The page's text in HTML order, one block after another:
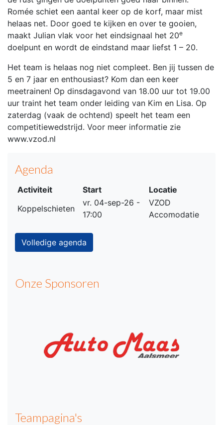
Romée schiet een aantal keer op de korf, maar mist
helaas net. Door goed te kijken en over te gooien,
maakt Julian vlak voor het eindsignaal het 20e
doelpunt en wordt de eindstand maar liefst 1 – 20.
Het team is helaas nog niet compleet. Ben jij tussen de
5 en 7 jaar en enthousiast? Kom dan een keer
meetrainen! Op dinsdagavond van 18.00 uur tot 19.00
uur traint het team onder leiding van Kim en Lisa. Op
zaterdag (vaak de ochtend) speelt het team een
competitiewedstrijd. Voor meer informatie zie
www.vzod.nl
Agenda
Activiteit Start
Locatie
Koppelschieten
vr. 04-sep-26 -
17:00
VZOD
Accomodatie
Volledige agenda
Onze Sponsoren
Teampagina's